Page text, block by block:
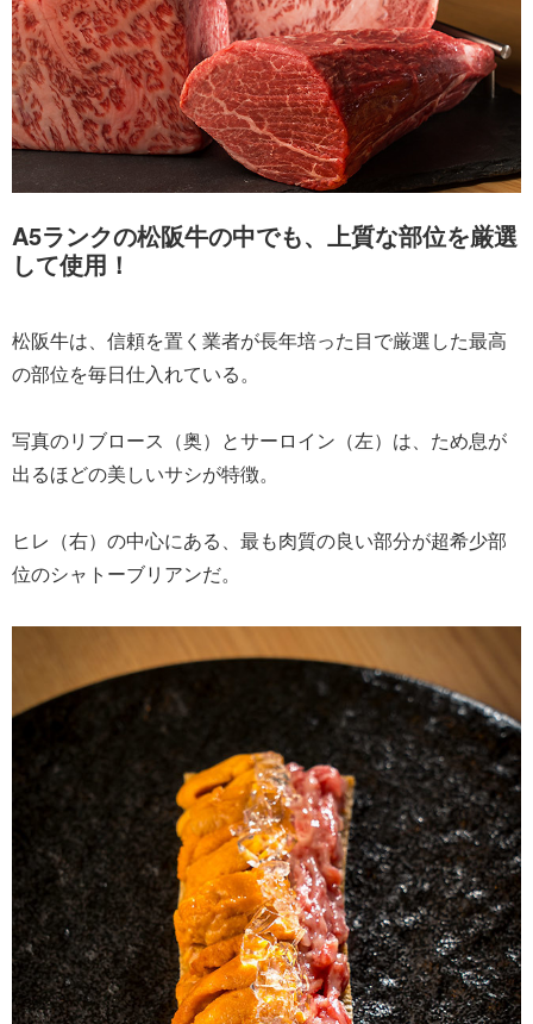
A5ランクの松阪牛の中でも、上質な部位を厳選
して使用！
松阪牛は、信頼を置く業者が長年培った目で厳選した最高
の部位を毎日仕入れている。
写真のリブロース（奥）とサーロイン（左）は、ため息が
出るほどの美しいサシが特徴。
ヒレ（右）の中心にある、最も肉質の良い部分が超希少部
位のシャトーブリアンだ。